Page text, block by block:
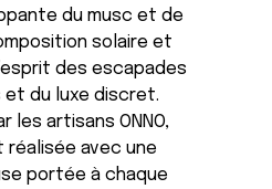
du musc et de
solaire et
des escapades
et du luxe discret.
les artisans ONNO,
réalisée avec une
portée à chaque